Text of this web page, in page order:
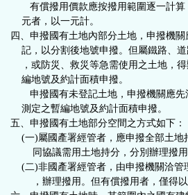
有償撥用價款應按撥用範圍逐一計算
元者，以一元計。
四、申撥國有土地內部分土地，申撥機
記，以分割後地號申撥。但屬鐵路、
，或防災、救災等急需使用之土地，
編地號及約計面積申撥。
申撥國有未登記土地，申撥機關應先
測定之暫編地號及約計面積申撥。
五、申撥國有土地部分空間之方式如下：
(一)屬國產署經管者，應申撥全部土地
同協議需用土地持分，分別辦理撥用
(二)非國產署經管者，由申撥機關洽管
，辦理撥用。但有償撥用者，僅得以